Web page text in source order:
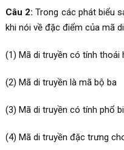
Câu 2: Trong các phát biểu
khi nói về đặc điểm của mã
(1) Mã di truyền có tính thoái
(2) Mã di truyền là mã bộ ba
(3) Mã di truyền có tính phổ
(4) Mã di truyền đặc trưng